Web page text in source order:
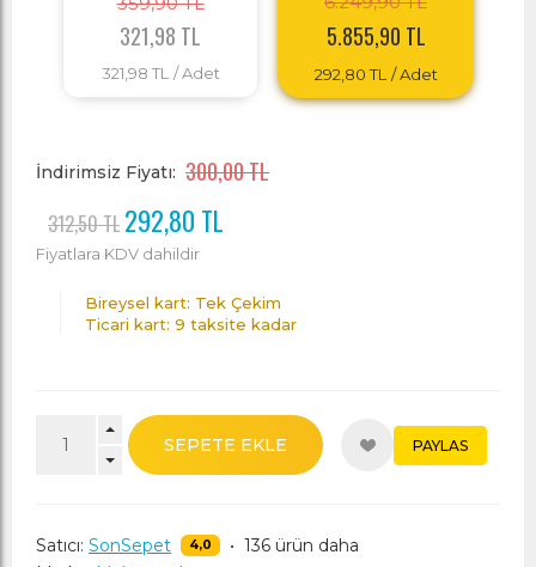
321,98 TL
321,98 TL / Adet
5.855,90 TL
292,80 TL / Adet
İndirimsiz Fiyatı: 300,00 TL
312,50 TL 292,80 TL
Fiyatlara KDV dahildir
Bireysel kart: Tek Çekim
Ticari kart: 9 taksite kadar
SEPETE EKLE PAYLAS
Satıcı: SonSepet 4,0 • 136 ürün daha